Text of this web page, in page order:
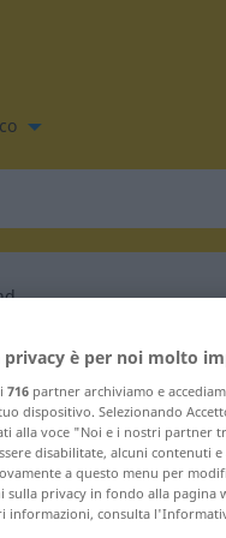
per
privacy è per noi molto
716 partner archiviamo e
dispositivo. Selezionando
alla voce "Noi e i nostri partner
disabilitate, alcuni contenuti
a questo menu per
sulla privacy in fondo alla pagina
informazioni, consulta